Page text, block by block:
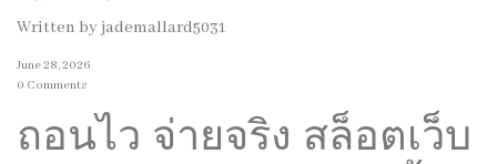
Written byjademallard5031
June 28, 2026
0 Comments
ถอนไว จ่ายจริง สล็อตเว็บ